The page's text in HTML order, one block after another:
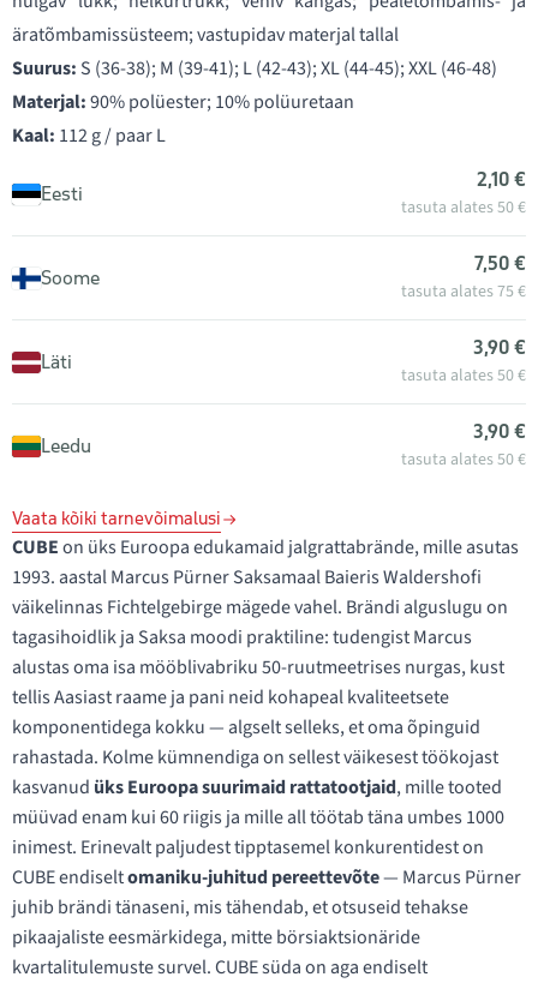
äratõmbamissüsteem; vastupidav materjal tallal
Suurus: S (36-38); M (39-41); L (42-43); XL (44-45); XXL (46-48)
Materjal:90% polüester; 10% polüuretaan
Kaal: 112 g / paar L
Eesti
2,10 €
tasuta alates 50 €
Soome
7,50 €
tasuta alates 75 €
Läti
3,90 €
tasuta alates 50 €
Leedu
3,90 €
tasuta alates 50 €
Vaata kõiki tarnevõimalusi
CUBEon üks Euroopa edukamaid jalgrattabrände, mille asutas
1993. aastal Marcus Pürner Saksamaal Baieris Waldershofi
väikelinnas Fichtelgebirge mägede vahel. Brändi alguslugu on
tagasihoidlik ja Saksa moodi praktiline: tudengist Marcus
alustas oma isa mööblivabriku 50-ruutmeetrises nurgas, kust
tellis Aasiast raame ja pani neid kohapeal kvaliteetsete
komponentidega kokku — algselt selleks, et oma õpinguid
rahastada. Kolme kümnendiga on sellest väikesest töökojast
kasvanud üks Euroopa suurimaid rattatootjaid, mille tooted
müüvad enam kui 60 riigis ja mille all töötab täna umbes 1000
inimest. Erinevalt paljudest tipptasemel konkurentidest on
CUBE endiseltomaniku-juhitud pereettevõte— Marcus Pürner
juhib brändi tänaseni, mis tähendab, et otsuseid tehakse
pikaajaliste eesmärkidega, mitte börsiaktsionäride
kvartalitulemuste survel. CUBE süda on aga endiselt